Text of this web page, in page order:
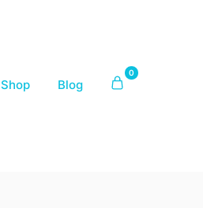
Shop Blog
0